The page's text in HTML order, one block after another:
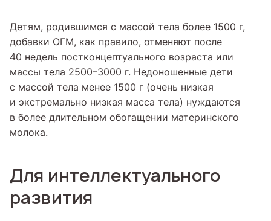
Детям, родившимся с массой тела более 1500 г,
добавки ОГМ, как правило, отменяют после
40 недель постконцептуального возраста или
массы тела 2500–3000 г. Недоношенные дети
с массой тела менее 1500 г (очень низкая
и экстремально низкая масса тела) нуждаются
в более длительном обогащении материнского
молока.
Для интеллектуального
развития